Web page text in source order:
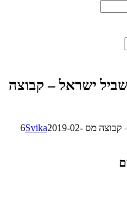
ישראל – קבוצה
מס 6 Svika2019-02-